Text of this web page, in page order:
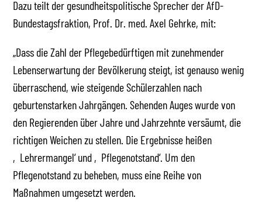
Dazu teilt der gesundheitspolitische Sprecher der AfD-
Bundestagsfraktion, Prof. Dr. med. Axel Gehrke, mit:
„Dass die Zahl der Pflegebedürftigen mit zunehmender
Lebenserwartung der Bevölkerung steigt, ist genauso wenig
überraschend, wie steigende Schülerzahlen nach
geburtenstarken Jahrgängen. Sehenden Auges wurde von
den Regierenden über Jahre und Jahrzehnte versäumt, die
richtigen Weichen zu stellen. Die Ergebnisse heißen
‚Lehrermangel‘ und ‚Pflegenotstand‘. Um den
Pflegenotstand zu beheben, muss eine Reihe von
Maßnahmen umgesetzt werden.